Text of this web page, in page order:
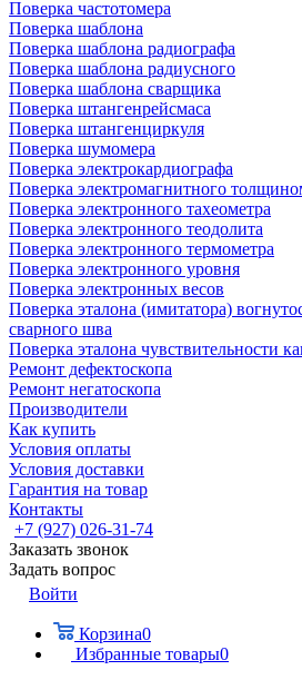
Поверка частотомера
Поверка шаблона
Поверка шаблона радиографа
Поверка шаблона радиусного
Поверка шаблона сварщика
Поверка штангенрейсмаса
Поверка штангенциркуля
Поверка шумомера
Поверка электрокардиографа
Поверка электромагнитного
Поверка электронного тахеометра
Поверка электронного теодолита
Поверка электронного термометра
Поверка электронного уровня
Поверка электронных весов
Поверка эталона (имитатора)
сварного шва
Поверка эталона чувствительности
Ремонт дефектоскопа
Ремонт негатоскопа
Производители
Как купить
Условия оплаты
Условия доставки
Гарантия на товар
Контакты
+7 (927) 026-31-74
Заказать звонок
Задать вопрос
Войти
Корзина0
Избранные товары0